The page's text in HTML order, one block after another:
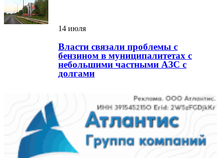
14 июля
Власти связали проблемы с
бензином в муниципалитетах с
небольшими частными АЗС с
долгами